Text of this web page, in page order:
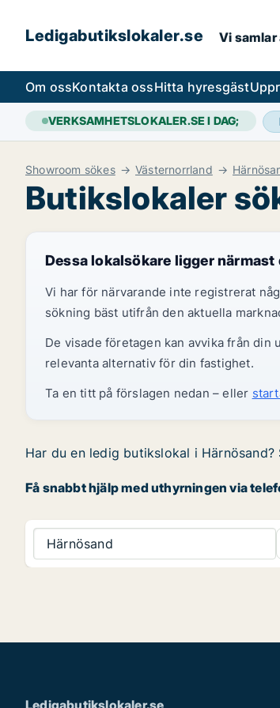
Ledigabutikslokaler.se Vi
Om ossKontakta ossHitta hyresgäst
VERKSAMHETSLOKALER.SE I DAG;
Showroom sökes Västernorrland
Butikslokaler
Dessa lokalsökare ligger
Vi har för närvarande inte registrerat
sökning bäst utifrån den aktuella
De visade företagen kan avvika från
relevanta alternativ för din fastighet.
Ta en titt på förslagen nedan – eller
Har du en ledig butikslokal i
Få snabbt hjälp med uthyrningen via
Härnösand
Ledigabutikslokaler.se